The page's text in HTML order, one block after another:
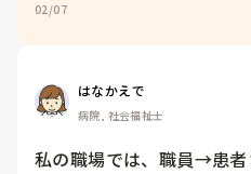
02/07
はなかえで
病院, 社会福祉士
私の職場では、職員→患